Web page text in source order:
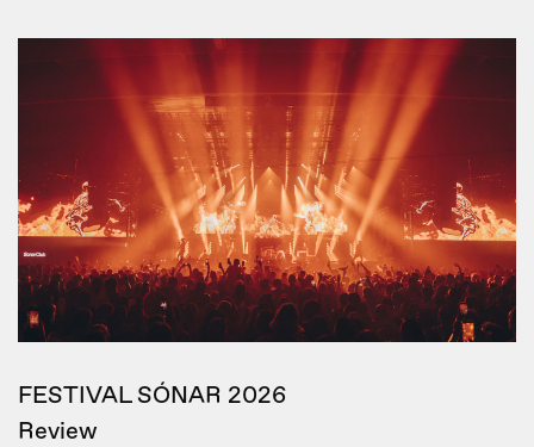
FESTIVAL SÓNAR 2026
Review